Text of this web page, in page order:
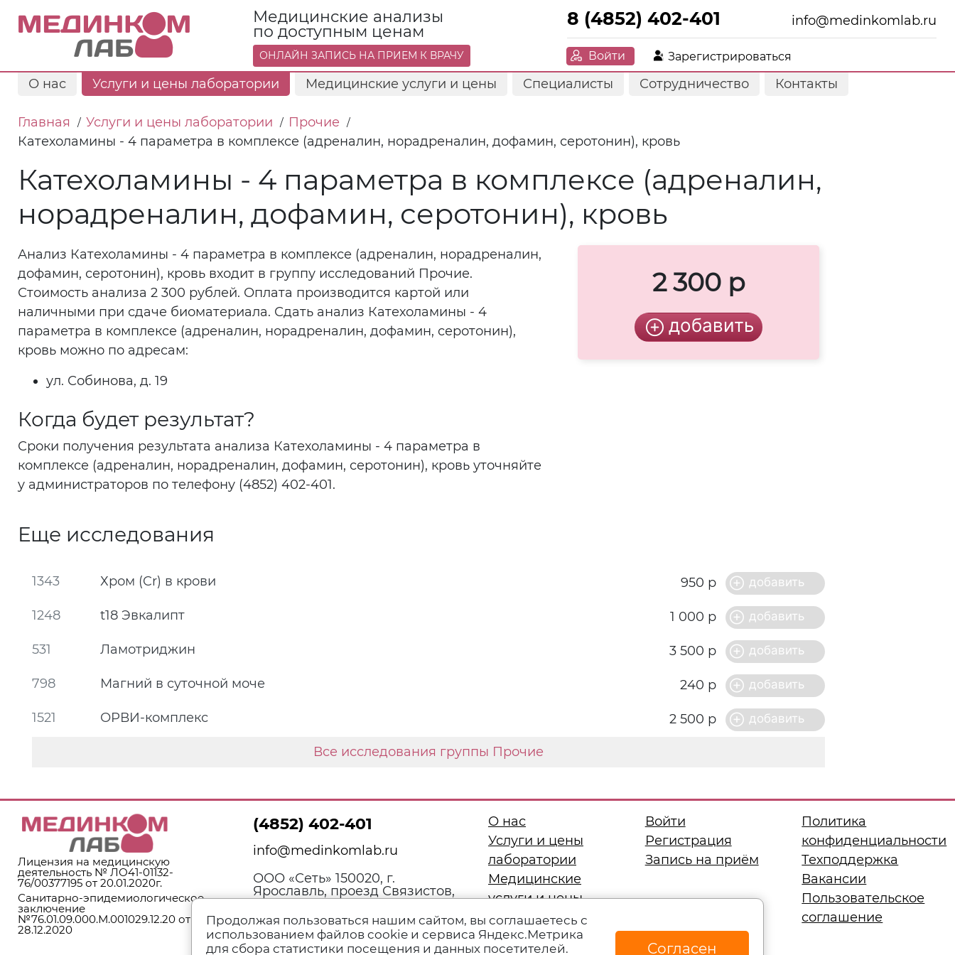
Медицинские анализы
по доступным ценам
ОНЛАЙН ЗАПИСЬ НА ПРИЕМ К ВРАЧУ
8 (4852) 402-401 info@medinkomlab.ru
Войти Зарегистрироваться
О нас Услуги и цены лаборатории Медицинские услуги и цены Специалисты Сотрудничество Контакты
Главная / Услуги и цены лаборатории / Прочие /
Катехоламины - 4 параметра в комплексе (адреналин, норадреналин, дофамин, серотонин), кровь
Катехоламины - 4 параметра в комплексе (адреналин,
норадреналин, дофамин, серотонин), кровь
Анализ Катехоламины - 4 параметра в комплексе (адреналин, норадреналин,
дофамин, серотонин), кровь входит в группу исследований Прочие.
Стоимость анализа 2 300 рублей. Оплата производится картой или
наличными при сдаче биоматериала. Сдать анализ Катехоламины - 4
параметра в комплексе (адреналин, норадреналин, дофамин, серотонин),
кровь можно по адресам:
ул. Собинова, д. 19
Когда будет результат?
Сроки получения результата анализа Катехоламины - 4 параметра в
комплексе (адреналин, норадреналин, дофамин, серотонин), кровь уточняйте
у администраторов по телефону (4852) 402-401.
2 300 р
Еще исследования
1343 Хром (Cr) в крови 950 р
1248 t18 Эвкалипт 1 000 р
531 Ламотриджин 3 500 р
798 Магний в суточной моче 240 р
1521 ОРВИ-комплекс 2 500 р
Все исследования группы Прочие
Лицензия на медицинскую
деятельность № ЛО41-01132-
76/00377195 от 20.01.2020г.
Санитарно-эпидемиологическое
заключение
№76.01.09.000.М.001029.12.20 от
28.12.2020
(4852) 402-401
info@medinkomlab.ru
ООО «Сеть» 150020, г.
Ярославль, проезд Связистов,
д. 3, литер В
О нас
Услуги и цены
лаборатории
Медицинские
услуги и цены
Специалисты
Сотрудничество
Войти
Регистрация
Запись на приём
Политика
конфиденциальности
Техподдержка
Вакансии
Пользовательское
соглашение
Продолжая пользоваться нашим сайтом, вы соглашаетесь с
использованием файлов cookie и сервиса Яндекс.Метрика
для сбора статистики посещения и данных посетителей.
Согласен